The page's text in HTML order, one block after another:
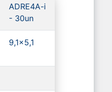
ADRE4A-i
- 30un
9,1x5,1